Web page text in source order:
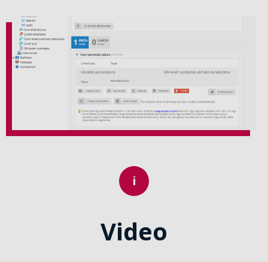
Video